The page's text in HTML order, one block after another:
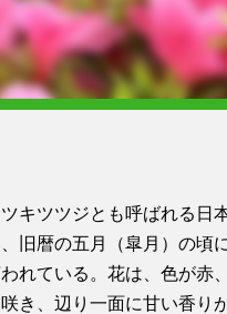
キツツジとも呼ばれる日
旧暦の五月（皐月）の頃
れている。花は、色が赤
き、辺り一面に甘い香り